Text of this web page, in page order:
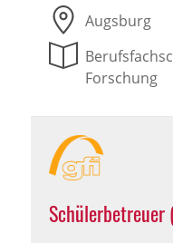
Augsburg
Forschung